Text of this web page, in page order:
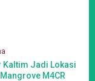
Kaltim Jadi Lokasi
M4CR